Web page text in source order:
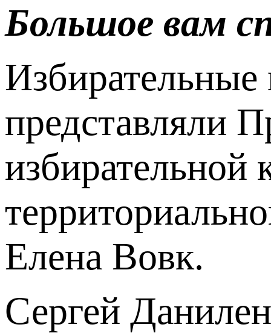
Большое вам
Избирательные
представляли
избирательной
Елена Вовк.
Сергей